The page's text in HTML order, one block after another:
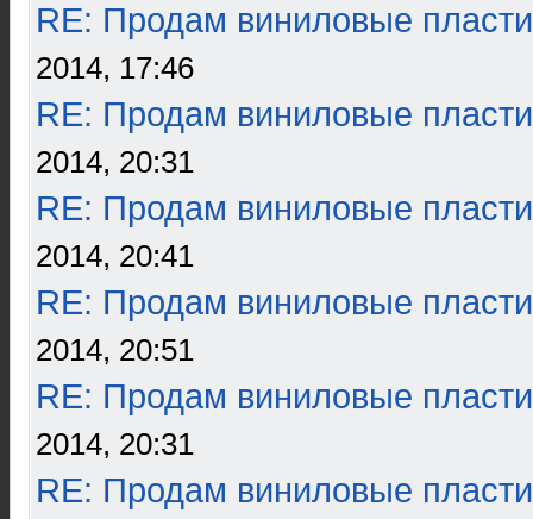
RE: Продам виниловые
2014, 17:46
RE: Продам виниловые
2014, 20:31
RE: Продам виниловые
2014, 20:41
RE: Продам виниловые
2014, 20:51
RE: Продам виниловые
2014, 20:31
RE: Продам виниловые